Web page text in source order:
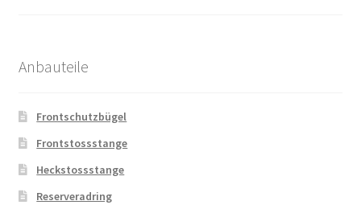
Anbauteile
Frontschutzbügel
Frontstossstange
Heckstossstange
Reserveradring